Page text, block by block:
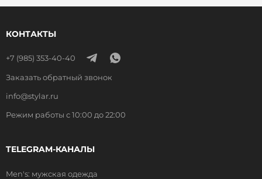
КОНТАКТЫ
+7 (985) 353-40-40
Заказать обратный звонок
info@stylar.ru
Режим работы с 10:00 до 22:00
TELEGRAM-КАНАЛЫ
Men's: мужская одежда